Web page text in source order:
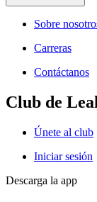
Sobre
Carreras
Contáctanos
Club de
Únete al club
Iniciar sesión
Descarga la app